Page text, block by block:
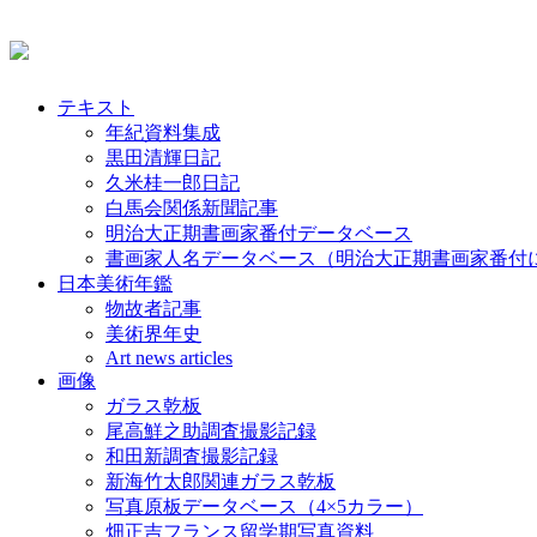
テキスト
年紀資料集成
黒田清輝日記
久米桂一郎日記
白馬会関係新聞記事
明治大正期書画家番付データベース
書画家人名データベース（明治大正期書画家番付
日本美術年鑑
物故者記事
美術界年史
Art news articles
画像
ガラス乾板
尾高鮮之助調査撮影記録
和田新調査撮影記録
新海竹太郎関連ガラス乾板
写真原板データベース（4×5カラー）
畑正吉フランス留学期写真資料